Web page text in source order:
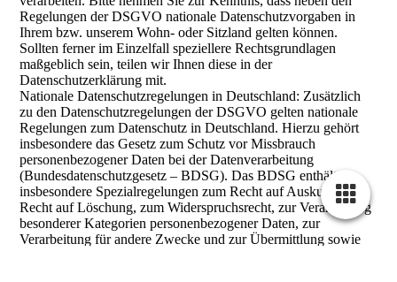
Regelungen der DSGVO nationale Datenschutzvorgaben in
Ihrem bzw. unserem Wohn- oder Sitzland gelten können.
Sollten ferner im Einzelfall speziellere Rechtsgrundlagen
maßgeblich sein, teilen wir Ihnen diese in der
Datenschutzerklärung mit.
Nationale Datenschutzregelungen in Deutschland: Zusätzlich
zu den Datenschutzregelungen der DSGVO gelten nationale
Regelungen zum Datenschutz in Deutschland. Hierzu gehört
insbesondere das Gesetz zum Schutz vor Missbrauch
personenbezogener Daten bei der Datenverarbeitung
(Bundesdatenschutzgesetz – BDSG). Das BDSG enthält
insbesondere Spezialregelungen zum Recht auf Auskunft, zum
Recht auf Löschung, zum Widerspruchsrecht, zur Verarbeitung
besonderer Kategorien personenbezogener Daten, zur
Verarbeitung für andere Zwecke und zur Übermittlung sowie